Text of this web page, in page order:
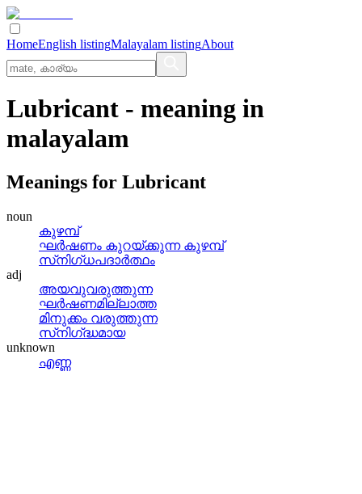
HomeEnglish listingMalayalam listingAbout
Lubricant - meaning in
malayalam
Meanings for Lubricant
noun
കുഴമ്പ്
ഘര്‍ഷണം കുറയ്‌ക്കുന്ന കുഴമ്പ്
സ്‌നിഗ്‌ധപദാര്‍ത്ഥം
adj
അയവുവരുത്തുന്ന
ഘര്‍ഷണമില്ലാത്ത
മിനുക്കം വരുത്തുന്ന
സ്‌നിഗ്‌ദ്ധമായ
unknown
എണ്ണ